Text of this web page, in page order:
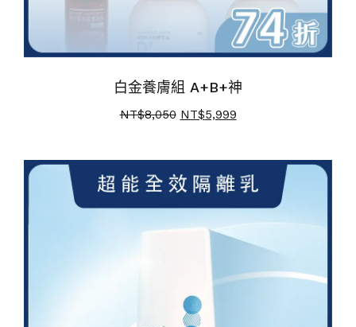
白金養膚組 A+B+神
NT$8,050 NT$5,999